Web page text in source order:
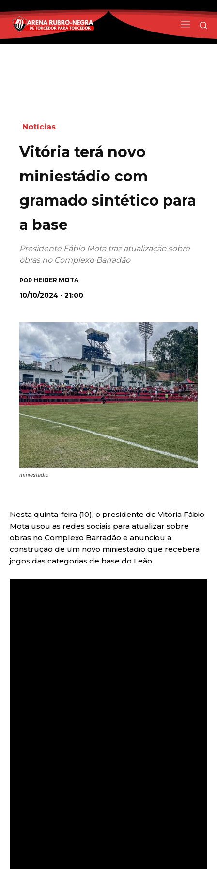
Notícias
Vitória terá novo
miniestádio com
gramado sintético para
a base
Presidente Fábio Mota traz atualização sobre
obras no Complexo Barradão
POR HEIDER MOTA
10/10/2024 · 21:00
miniestadio
Nesta quinta-feira (10), o presidente do Vitória Fábio
Mota usou as redes sociais para atualizar sobre
obras no Complexo Barradão e anunciou a
construção de um novo miniestádio que receberá
jogos das categorias de base do Leão.